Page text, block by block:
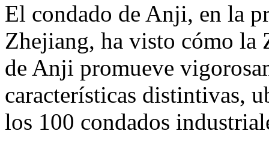
El condado de Anji, en la
Zhejiang, ha visto cómo la
de Anji promueve
características distintivas,
los 100 condados